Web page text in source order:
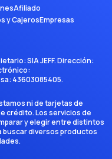
Afiliado
y CajerosEmpresas
SIA JEFF. Dirección:
43603085405.
ni de tarjetas de
crédito. Los servicios de
y elegir entre distintos
diversos productos